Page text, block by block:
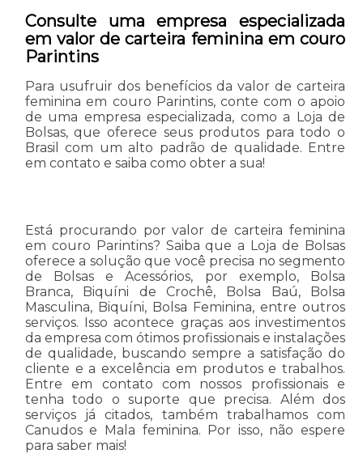
Consulte uma empresa especializada
em valor de carteira feminina em couro
Parintins
Para usufruir dos benefícios da valor de carteira
feminina em couro Parintins, conte com o apoio
de uma empresa especializada, como a Loja de
Bolsas, que oferece seus produtos para todo o
Brasil com um alto padrão de qualidade. Entre
em contato e saiba como obter a sua!
Está procurando por valor de carteira feminina
em couro Parintins? Saiba que a Loja de Bolsas
oferece a solução que você precisa no segmento
de Bolsas e Acessórios, por exemplo, Bolsa
Branca, Biquíni de Crochê, Bolsa Baú, Bolsa
Masculina, Biquíni, Bolsa Feminina, entre outros
serviços. Isso acontece graças aos investimentos
da empresa com ótimos profissionais e instalações
de qualidade, buscando sempre a satisfação do
cliente e a excelência em produtos e trabalhos.
Entre em contato com nossos profissionais e
tenha todo o suporte que precisa. Além dos
serviços já citados, também trabalhamos com
Canudos e Mala feminina. Por isso, não espere
para saber mais!